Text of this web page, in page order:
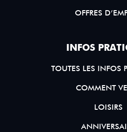
OFFRES
INFOS
TOUTES LES INFOS
COMMENT
LOISIRS